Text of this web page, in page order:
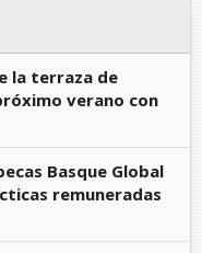
la terraza de
verano con
Basque Global
remuneradas